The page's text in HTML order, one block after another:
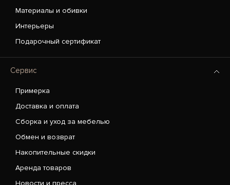
Материалы и обивки
Интерьеры
Подарочный сертификат
Сервис
Примерка
Доставка и оплата
Сборка и уход за мебелью
Обмен и возврат
Накопительные скидки
Аренда товаров
Новости и пресса